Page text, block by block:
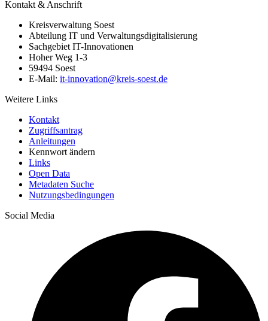
Kontakt & Anschrift
Kreisverwaltung Soest
Abteilung IT und Verwaltungsdigitalisierung
Sachgebiet IT-Innovationen
Hoher Weg 1-3
59494 Soest
E-Mail: it-innovation@​kreis-soest.de
Weitere Links
Kontakt
Zugriffsantrag
Anleitungen
Kennwort ändern
Links
Open Data
Metadaten Suche
Nutzungsbedingungen
Social Media